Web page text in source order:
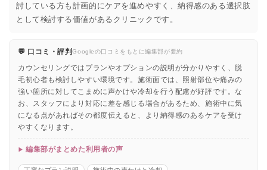
討している方も計画的にケアを進めやすく、納得感のある選択肢
として検討する価値があるクリニックです。
💬 口コミ・評判Googleの口コミをもとに編集部が要約
カウンセリングではプランやオプションの説明が分かりやすく、脱
毛初心者も検討しやすい環境です。施術面では、照射部位や痛みの
強い箇所に対してこまめに声かけや冷却を行う配慮が好評です。な
お、スタッフにより対応に差を感じる場合があるため、施術中に気
になる点があればその都度伝えると、より納得感のあるケアを受け
やすくなります。
編集部がまとめた利用者の声